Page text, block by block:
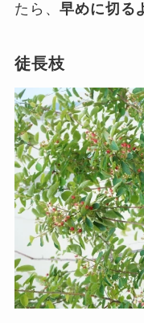
たら、早めに切る
徒長枝